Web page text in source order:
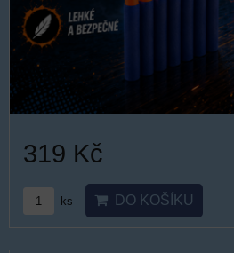
319 Kč
ks DO KOŠÍKU